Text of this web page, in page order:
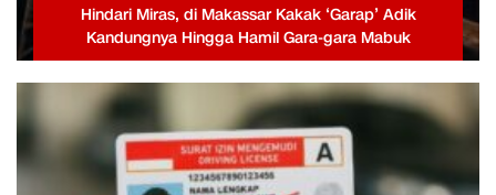
Hindari Miras, di Makassar Kakak ‘Garap’ Adik
Kandungnya Hingga Hamil Gara-gara Mabuk